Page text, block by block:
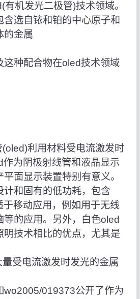
机发光二极管)技术领域。
含选自铱和铂的中心原子和
的金属
这种配合物在oled技术领域
利用材料受电流激发时
为阴极射线管和液晶显示
面显示装置特别有意义。
计和固有的低功耗，包含
移动应用，例如用于无线
等的应用。另外，白色oled
明技术相比的优点，尤其是
受电流激发时发光的金属
wo2005/019373公开了作为